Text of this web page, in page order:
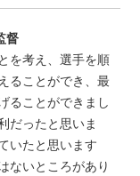
督
を考え、選手を順
ることができ、最
ることができまし
だったと思いま
いたと思います
ないところがあり